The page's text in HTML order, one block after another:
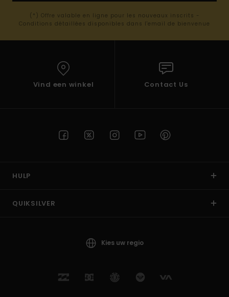
(*) Offre valable en ligne pour les nouveaux inscrits -
Conditions détaillées disponibles dans l'email de bienvenue
Vind een winkel Contact Us
HULP
QUIKSILVER
Kies uw regio